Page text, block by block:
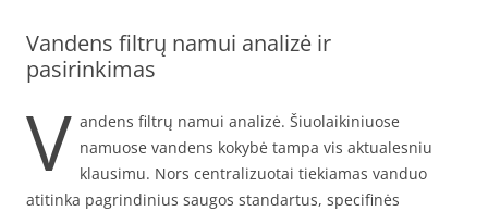
Vandens filtrų namui analizė ir
pasirinkimas
V andens filtrų namui analizė. Šiuolaikiniuose
namuose vandens kokybė tampa vis aktualesniu
klausimu. Nors centralizuotai tiekiamas vanduo
atitinka pagrindinius saugos standartus, specifinės